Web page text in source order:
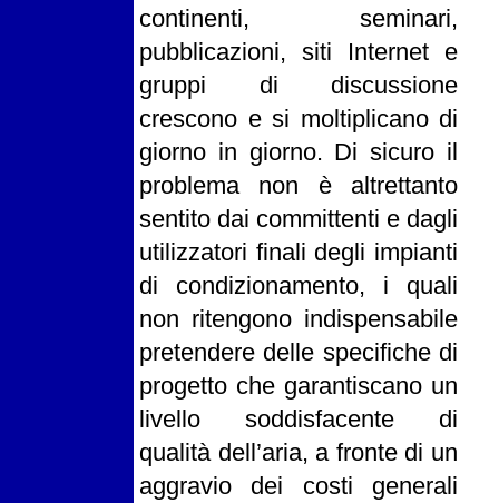
continenti, seminari,
pubblicazioni, siti Internet e
gruppi di discussione
crescono e si moltiplicano di
giorno in giorno. Di sicuro il
problema non è altrettanto
sentito dai committenti e dagli
utilizzatori finali degli impianti
di condizionamento, i quali
non ritengono indispensabile
pretendere delle specifiche di
progetto che garantiscano un
livello soddisfacente di
qualità dell’aria, a fronte di un
aggravio dei costi generali